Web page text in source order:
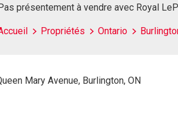
présentement à vendre avec Royal
Propriétés Ontario